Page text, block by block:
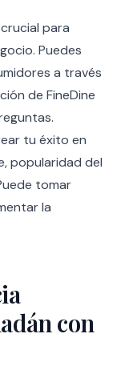
para
Puedes
a través
de FineDine
tu éxito en
popularidad del
tomar
la
con